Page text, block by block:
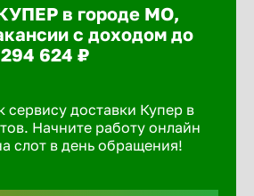
в городе МО,
с доходом до
294 624 ₽
сервису доставки Купер в
Начните работу онлайн
слот в день обращения!